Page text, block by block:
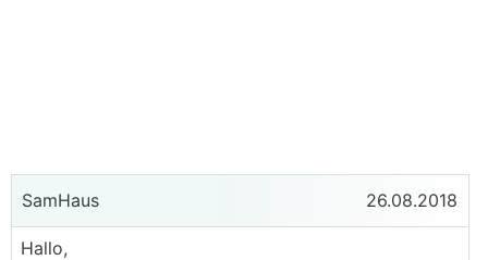
SamHaus 26.08.2018
Hallo,